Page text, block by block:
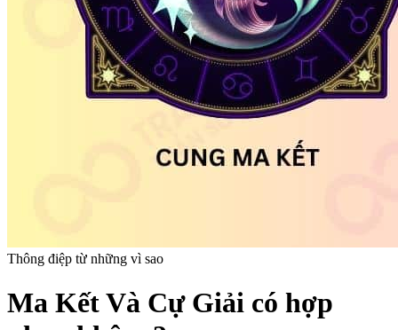
Thông điệp từ những vì sao
Ma Kết Và Cự Giải có hợp